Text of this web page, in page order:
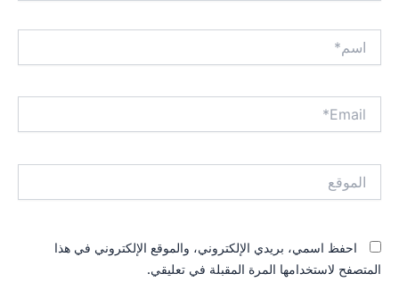
احفظ اسمي، بريدي الإلكتروني، والموقع الإلكتروني في هذا
لاستخدامها المرة المقبلة في تعليقي.